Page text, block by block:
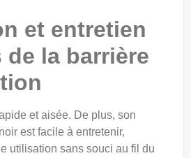
et entretien
la barrière
et aisée. De plus, son
est facile à entretenir,
utilisation sans souci au fil du